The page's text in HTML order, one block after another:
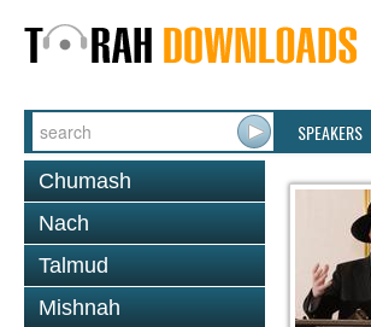
SPEAKERS
Chumash
Nach
Talmud
Mishnah